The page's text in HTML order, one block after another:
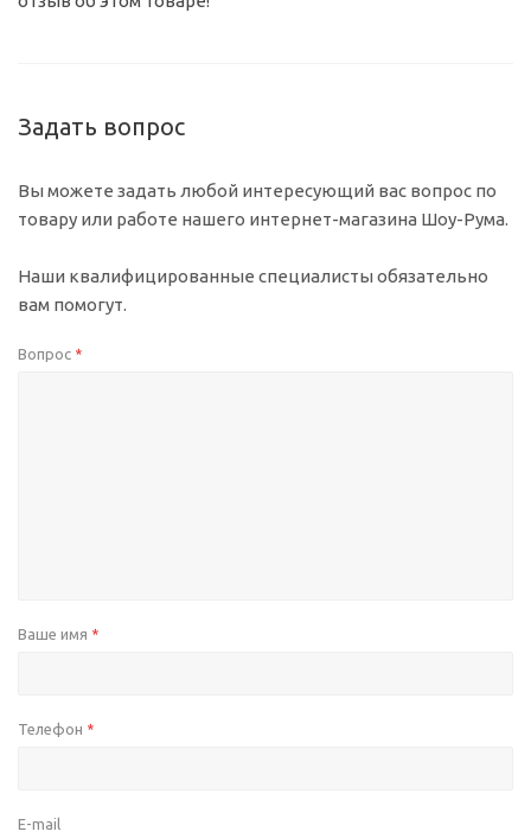
Задать вопрос
Вы можете задать любой интересующий вас вопрос по
товару или работе нашего интернет-магазина Шоу-Рума.
Наши квалифицированные специалисты обязательно
вам помогут.
Вопрос *
Ваше имя *
Телефон *
E-mail